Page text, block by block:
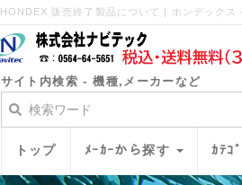
HONDEX 販売終了製品について | ホンデック
サイト内検索 - 機種,メーカーなど
トップ ﾒｰｶｰから探す ｶﾃｺ